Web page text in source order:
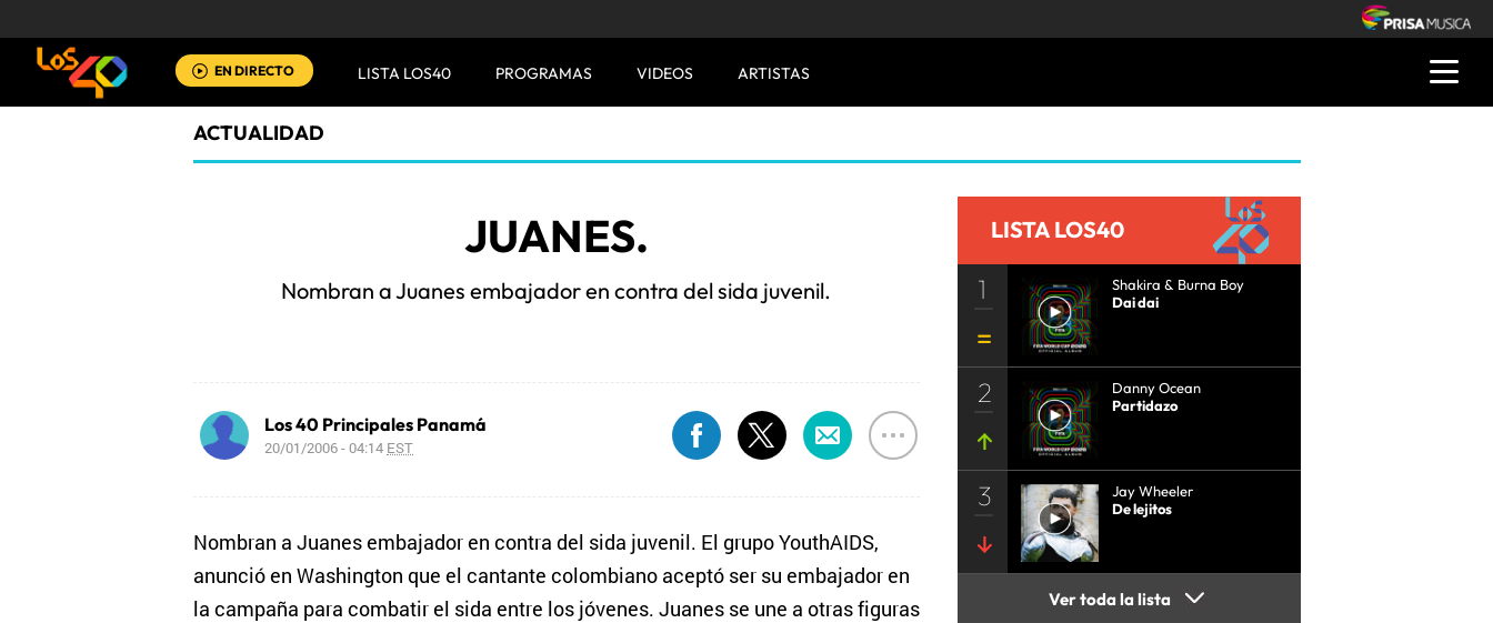
EN DIRECTO LISTA LOS40 PROGRAMAS VIDEOS ARTISTAS
ACTUALIDAD
JUANES.
Nombran a Juanes embajador en contra del sida juvenil.
Los 40 Principales Panamá
20/01/2006 - 04:14 EST
Nombran a Juanes embajador en contra del sida juvenil. El grupo YouthAIDS,
anunció en Washington que el cantante colombiano aceptó ser su embajador en
la campaña para combatir el sida entre los jóvenes. Juanes se une a otras figuras
LISTA LOS40
1
Shakira & Burna Boy
Dai dai
2
Danny Ocean
Partidazo
3
Jay Wheeler
De lejitos
Ver toda la lista